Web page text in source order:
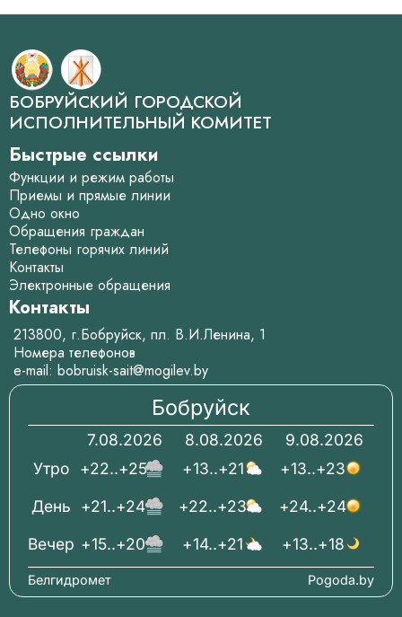
БОБРУЙСКИЙ ГОРОДСКОЙ
ИСПОЛНИТЕЛЬНЫЙ КОМИТЕТ
Быстрые ссылки
Функции и режим работы
Приемы и прямые линии
Одно окно
Обращения граждан
Телефоны горячих линий
Контакты
Электронные обращения
Контакты
213800, г.Бобруйск, пл. В.И.Ленина, 1
Номера телефонов
e-mail: bobruisk-sait@mogilev.by
Бобруйск
7.08.2026
+22..+25
+21..+24
+15..+20
8.08.2026
+13..+21
+22..+23
+14..+21
9.08.2026
+13..+23
+24..+24
+13..+18
Вечер
День
Утро
Pogoda.by
Белгидромет